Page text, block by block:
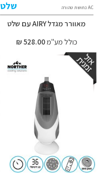
AC נחושת טהורה שלט
מאוורר מגדל AIRY עם שלט
כולל מע"מ528.00 ₪